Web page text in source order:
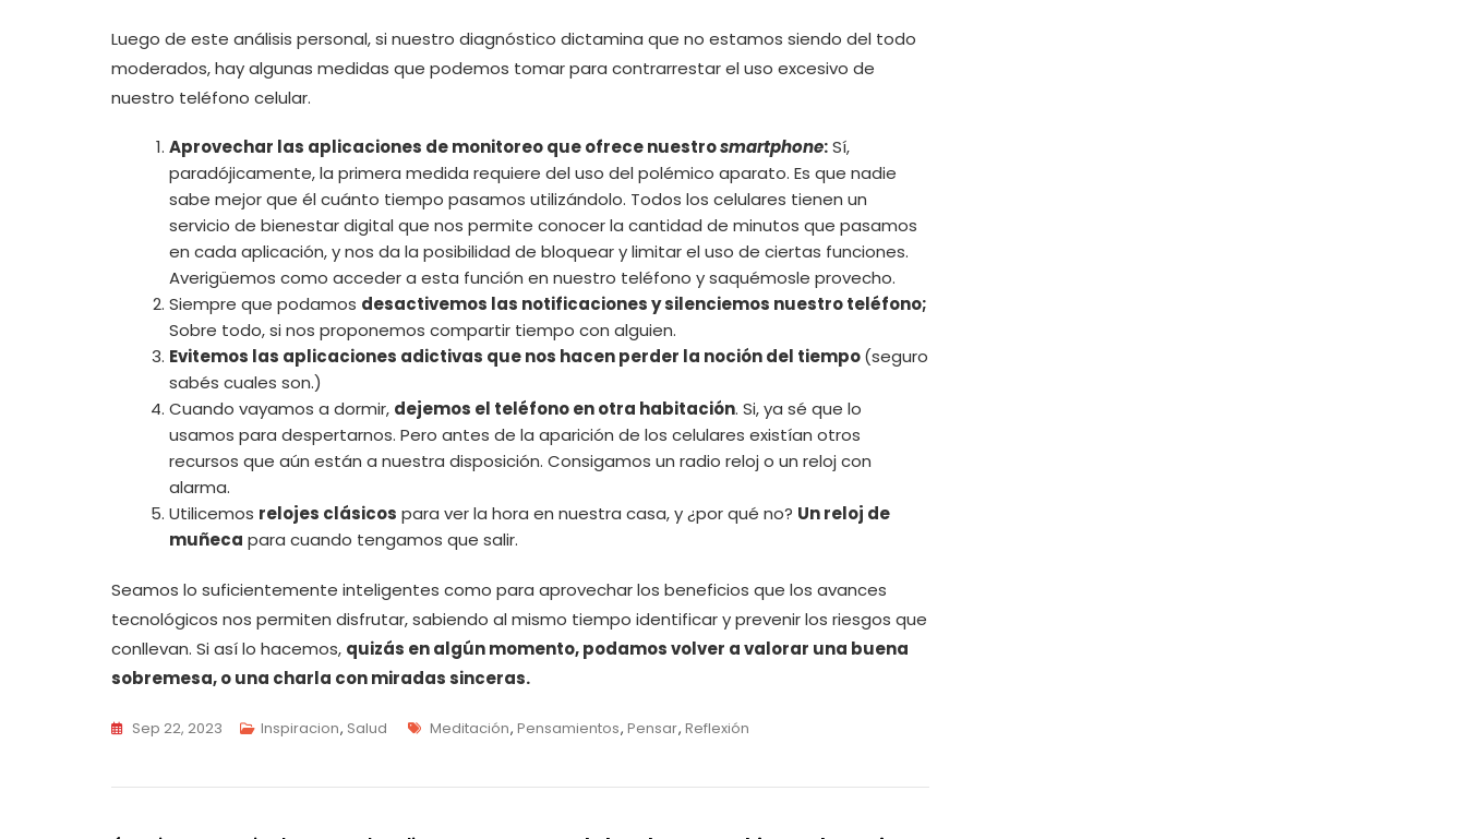
Luego de este análisis personal, si nuestro diagnóstico dictamina que no estamos siendo del todo
moderados, hay algunas medidas que podemos tomar para contrarrestar el uso excesivo de
nuestro teléfono celular.
Aprovechar las aplicaciones de monitoreo que ofrece nuestrosmartphone:Sí,
paradójicamente, la primera medida requiere del uso del polémico aparato. Es que nadie
sabe mejor que él cuánto tiempo pasamos utilizándolo. Todos los celulares tienen un
servicio de bienestar digital que nos permite conocer la cantidad de minutos que pasamos
en cada aplicación, y nos da la posibilidad de bloquear y limitar el uso de ciertas funciones.
Averigüemos como acceder a esta función en nuestro teléfono y saquémosle provecho.
Siempre que podamos desactivemos las notificaciones y silenciemos nuestro teléfono;
Sobre todo, si nos proponemos compartir tiempo con alguien.
Evitemos las aplicaciones adictivas que nos hacen perder la noción del tiempo(seguro
sabés cuales son.)
Cuando vayamos a dormir, dejemos el teléfono en otra habitación. Si, ya sé que lo
usamos para despertarnos. Pero antes de la aparición de los celulares existían otros
recursos que aún están a nuestra disposición. Consigamos un radio reloj o un reloj con
alarma.
Utilicemos relojes clásicos para ver la hora en nuestra casa, y ¿por qué no? Un reloj de
muñeca para cuando tengamos que salir.
Seamos lo suficientemente inteligentes como para aprovechar los beneficios que los avances
tecnológicos nos permiten disfrutar, sabiendo al mismo tiempo identificar y prevenir los riesgos que
conllevan. Si así lo hacemos, quizás en algún momento, podamos volver a valorar una buena
sobremesa, o una charla con miradas sinceras.
Sep 22, 2023 Inspiracion, Salud Tags
Meditación, Pensamientos, Pensar, Reflexión